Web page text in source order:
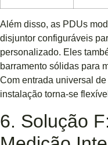
Além disso, as PDUs
disjuntor configuráveis
personalizado. Eles
barramento sólidas para
Com entrada universal
instalação torna-se
6. Solução